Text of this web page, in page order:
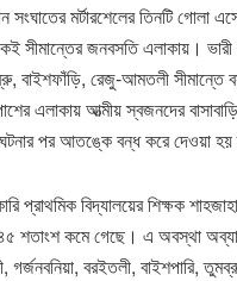
সংঘাতের মর্টারশেলের তিনটি
সীমান্তের জনবসতি এলাকায়। ভারী
বাইশফাঁড়ি, রেজু-আমতলী সীমান্তে
এলাকায় আত্মীয় স্বজনদের
পর আতঙ্কে বন্ধ করে দেওয়া
প্রাথমিক বিদ্যালয়ের শিক্ষক
শতাংশ কমে গেছে। এ অবস্থা
বরইতলী, বাইশপারি,